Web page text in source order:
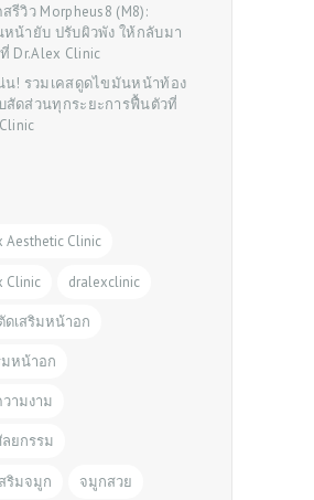
รีวิว Morpheus8 (M8):
หน้ายับ ปรับผิวพัง ให้กลับมา
Dr.Alex Clinic
น! รวมเคสดูดไขมันหน้าท้อง
สัดส่วนทุกระยะการฟื้นตัวที่
Aesthetic Clinic
Clinic dralexclinic
ดเสริมหน้าอก
มหน้าอก
ามงาม
ยกรรม
ริมจมูก จมูกสวย